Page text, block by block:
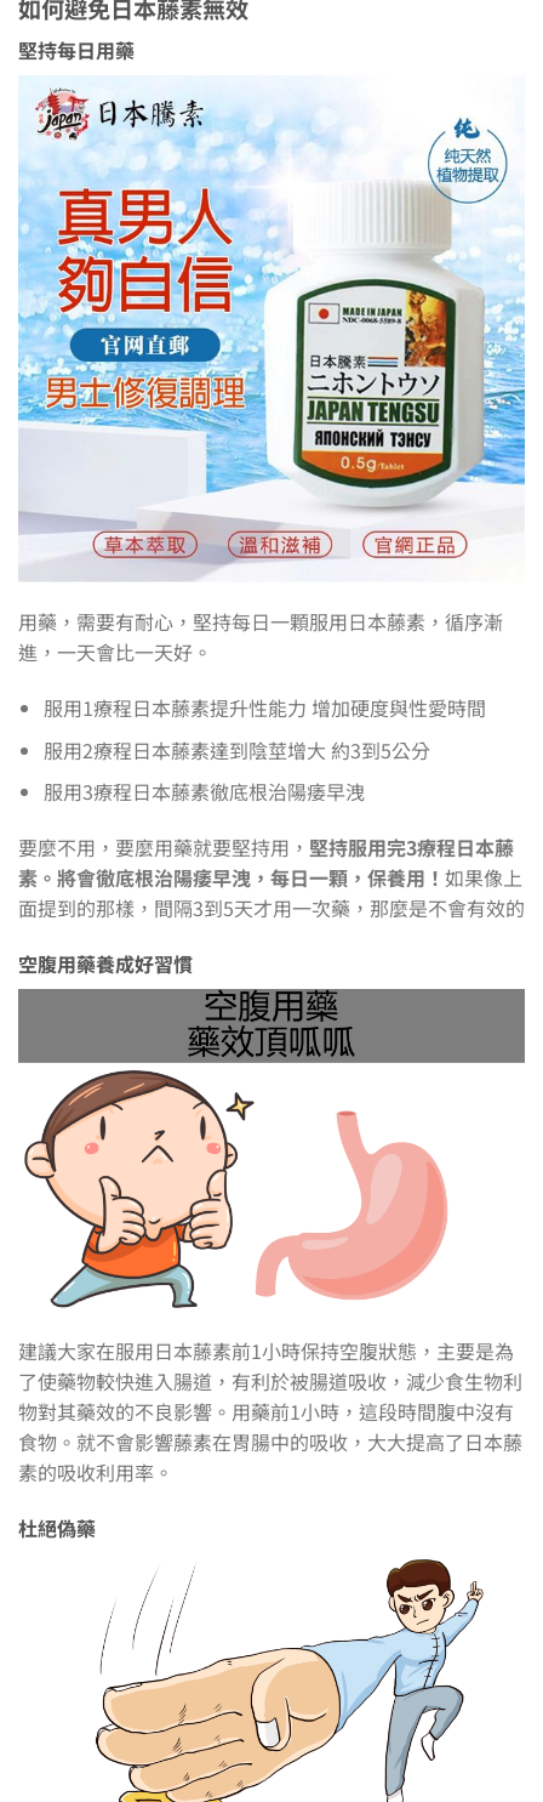
如何避免日本藤素無效
堅持每日用藥
用藥，需要有耐心，堅持每日一顆服用日本藤素，循序漸
進，一天會比一天好。
服用1療程日本藤素提升性能力 增加硬度與性愛時間
服用2療程日本藤素達到陰莖增大 約3到5公分
服用3療程日本藤素徹底根治陽痿早洩
要麼不用，要麼用藥就要堅持用， 堅持服用完3療程日本藤
素。將會徹底根治陽痿早洩，每日一顆，保養用！ 如果像上
面提到的那樣，間隔3到5天才用一次藥，那麼是不會有效的
空腹用藥養成好習慣
建議大家在服用日本藤素前1小時保持空腹狀態，主要是為
了使藥物較快進入腸道，有利於被腸道吸收，減少食生物利
物對其藥效的不良影響。用藥前1小時，這段時間腹中沒有
食物。就不會影響藤素在胃腸中的吸收，大大提高了日本藤
素的吸收利用率。
杜絕偽藥